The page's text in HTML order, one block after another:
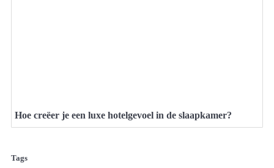
Hoe creëer je een luxe hotelgevoel in de slaapkamer?
Tags